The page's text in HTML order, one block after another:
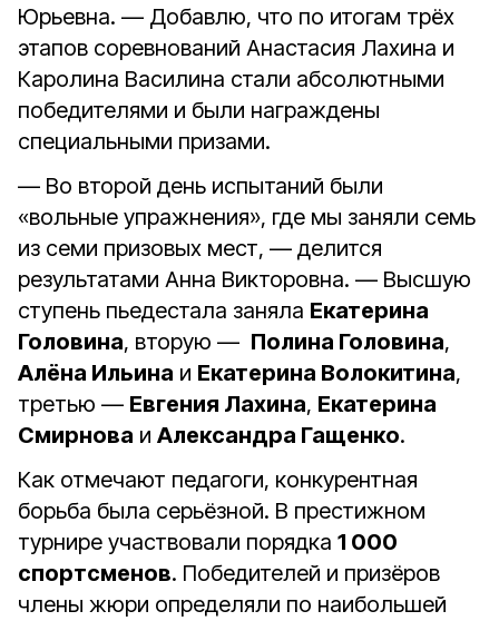
Юрьевна. — Добавлю, что по итогам трёх
этапов соревнований Анастасия Лахина и
Каролина Василина стали абсолютными
победителями и были награждены
специальными призами.
— Во второй день испытаний были
«вольные упражнения», где мы заняли семь
из семи призовых мест, — делится
результатами Анна Викторовна. — Высшую
ступень пьедестала заняла Екатерина
Головина, вторую — Полина Головина,
Алёна Ильина и Екатерина Волокитина,
третью — Евгения Лахина, Екатерина
Смирнова и Александра Гащенко.
Как отмечают педагоги, конкурентная
борьба была серьёзной. В престижном
турнире участвовали порядка 1 000
спортсменов. Победителей и призёров
члены жюри определяли по наибольшей